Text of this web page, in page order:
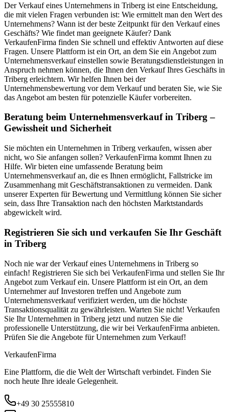
Der Verkauf eines Unternehmens in Triberg ist eine Entscheidung,
die mit vielen Fragen verbunden ist: Wie ermittelt man den Wert des
Unternehmens? Wann ist der beste Zeitpunkt für den Verkauf eines
Geschäfts? Wie findet man geeignete Käufer? Dank
VerkaufenFirma finden Sie schnell und effektiv Antworten auf diese
Fragen. Unsere Plattform ist ein Ort, an dem Sie ein Angebot zum
Unternehmensverkauf einstellen sowie Beratungsdienstleistungen in
Anspruch nehmen können, die Ihnen den Verkauf Ihres Geschäfts in
Triberg erleichtern. Wir helfen Ihnen bei der
Unternehmensbewertung vor dem Verkauf und beraten Sie, wie Sie
das Angebot am besten für potenzielle Käufer vorbereiten.
Beratung beim Unternehmensverkauf in Triberg –
Gewissheit und Sicherheit
Sie möchten ein Unternehmen in Triberg verkaufen, wissen aber
nicht, wo Sie anfangen sollen? VerkaufenFirma kommt Ihnen zu
Hilfe. Wir bieten eine umfassende Beratung beim
Unternehmensverkauf an, die es Ihnen ermöglicht, Fallstricke im
Zusammenhang mit Geschäftstransaktionen zu vermeiden. Dank
unserer Experten für Bewertung und Vermittlung können Sie sicher
sein, dass Ihre Transaktion nach den höchsten Marktstandards
abgewickelt wird.
Registrieren Sie sich und verkaufen Sie Ihr Geschäft
in Triberg
Noch nie war der Verkauf eines Unternehmens in Triberg so
einfach! Registrieren Sie sich bei VerkaufenFirma und stellen Sie Ihr
Angebot zum Verkauf ein. Unsere Plattform ist ein Ort, an dem
Unternehmer auf Investoren treffen und Angebote zum
Unternehmensverkauf verifiziert werden, um die höchste
Transaktionsqualität zu gewährleisten. Warten Sie nicht! Verkaufen
Sie Ihr Unternehmen in Triberg jetzt und nutzen Sie die
professionelle Unterstützung, die wir bei VerkaufenFirma anbieten.
Prüfen Sie die Angebote für Unternehmen zum Verkauf!
VerkaufenFirma
Eine Plattform, die die Welt der Wirtschaft verbindet. Finden Sie
noch heute Ihre ideale Gelegenheit.
+49 30 25555810